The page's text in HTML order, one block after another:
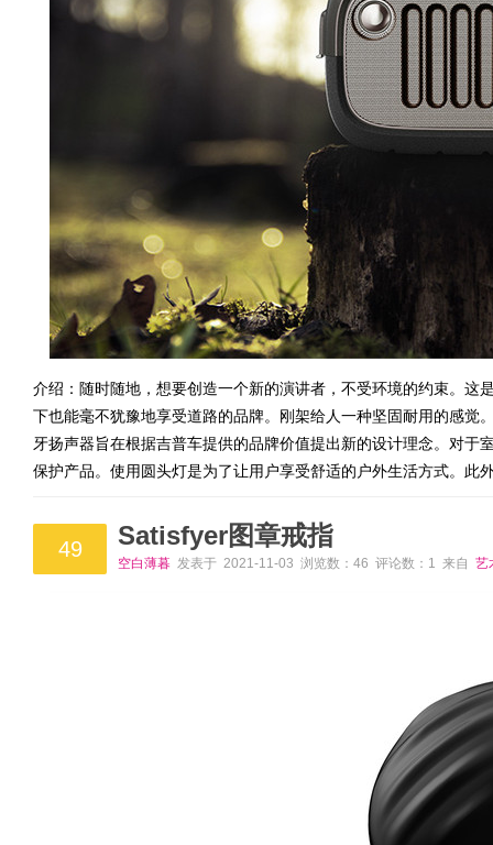
介绍：随时随地，想要创造一个新的演讲者，不受环境的约束。
下也能毫不犹豫地享受道路的品牌。刚架给人一种坚固耐用的感觉
牙扬声器旨在根据吉普车提供的品牌价值提出新的设计理念。对
保护产品。使用圆头灯是为了让用户享受舒适的户外生活方式。此
49 Satisfyer图章戒指
空白薄暮 发表于 2021-11-03 浏览数：46 评论数：1 来自 艺